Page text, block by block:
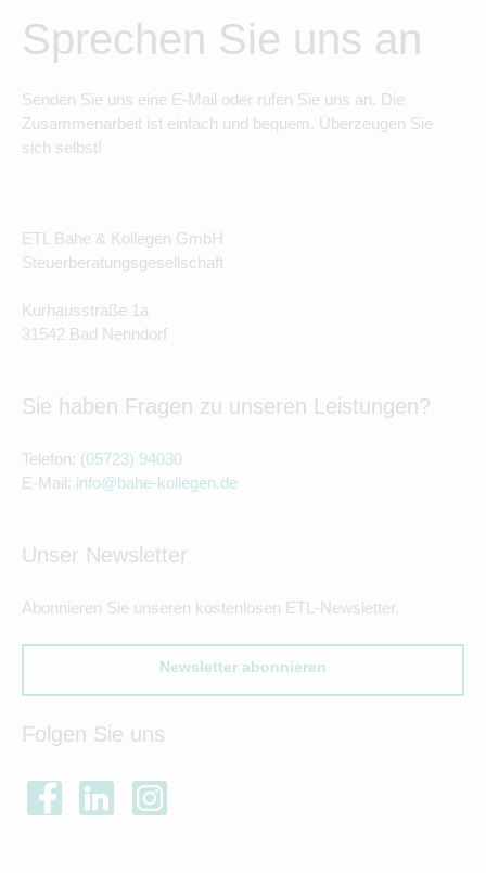
Sprechen Sie uns an
Senden Sie uns eine E-Mail oder rufen Sie uns an. Die
Zusammenarbeit ist einfach und bequem. Überzeugen Sie
sich selbst!
ETL Bahe & Kollegen GmbH
Steuerberatungsgesellschaft
Kurhausstraße 1a
31542 Bad Nenndorf
Sie haben Fragen zu unseren Leistungen?
Telefon: (05723) 94030
E-Mail: info@bahe-kollegen.de
Unser Newsletter
Abonnieren Sie unseren kostenlosen ETL-Newsletter.
Newsletter abonnieren
Folgen Sie uns